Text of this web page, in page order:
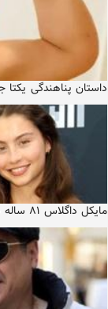
داستان پناهندگی یکتا
مایکل داگلاس ۸۱ ساله در کنار دختر ۲۳ ساله اش